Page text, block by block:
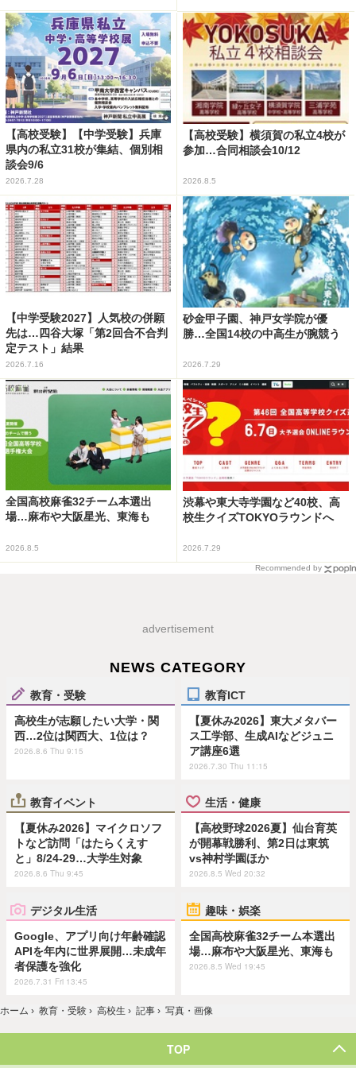
【高校受験】【中学受験】兵庫
県内の私立31校が集結、個別相
談会9/6
2026.7.28
【高校受験】横須賀の私立4校が
参加…合同相談会10/12
2026.8.5
【中学受験2027】人気校の併願
先は…四谷大塚「第2回合不合判
定テスト」結果
2026.7.16
砂金甲子園、神戸女学院が優
勝…全国14校の中高生が腕競う
2026.7.29
全国高校麻雀32チーム本選出
場…麻布や大阪星光、東海も
2026.8.5
渋幕や東大寺学園など40校、高
校生クイズTOKYOラウンドへ
2026.7.29
Recommended by
advertisement
NEWS CATEGORY
教育・受験
高校生が志願したい大学・関
西…2位は関西大、1位は？
2026.8.6 Thu 9:15
教育ICT
【夏休み2026】東大メタバー
ス工学部、生成AIなどジュニ
ア講座6選
2026.7.30 Thu 11:15
教育イベント
【夏休み2026】マイクロソフ
トなど訪問「はたらくえす
と」8/24-29…大学生対象
2026.8.6 Thu 9:45
生活・健康
【高校野球2026夏】仙台育英
が開幕戦勝利、第2日は東筑
vs神村学園ほか
2026.8.5 Wed 20:32
デジタル生活
Google、アプリ向け年齢確認
APIを年内に世界展開…未成年
者保護を強化
2026.7.31 Fri 13:45
趣味・娯楽
全国高校麻雀32チーム本選出
場…麻布や大阪星光、東海も
2026.8.5 Wed 19:45
ホーム › 教育・受験 › 高校生 › 記事 › 写真・画像
TOP